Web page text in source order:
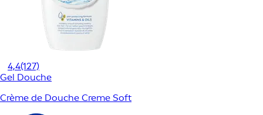
4,4(127)
Gel Douche
Crème de Douche Creme Soft